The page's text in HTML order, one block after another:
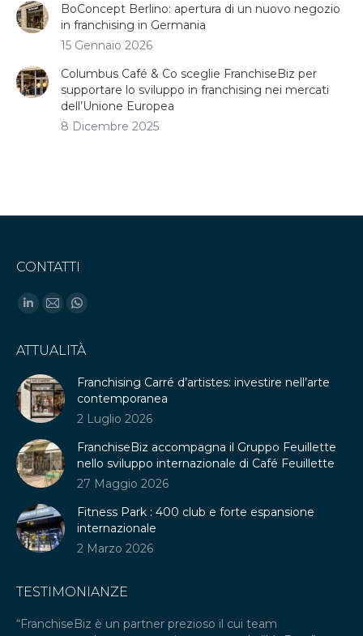
BoConcept Berlino: apertura di un nuovo negozio
in franchising in Germania
15 Gennaio 2026
Columbus Café & Co sceglie FranchiseBiz per
supportare lo sviluppo in franchising nei mercati
dell’Unione Europea
8 Dicembre 2025
CONTATTI
Find us on:
Linkedin
opens
in
new
window
Mail
opens
in
new
window
Whatsapp
opens
in
new
window
ATTUALITÀ
Franchising Carré d’artistes: investire nell’arte
contemporanea
2 Luglio 2026
FranchiseBiz accompagna il Gruppo Feuillette
nello sviluppo internazionale di Café Feuillette
27 Maggio 2026
Fitness Park : 400 club e forte espansione
internazionale
2 Marzo 2026
TESTIMONIANZE
“FranchiseBiz è un partner prezioso il cui team